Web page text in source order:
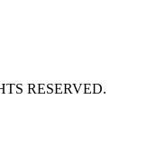
RESERVED.